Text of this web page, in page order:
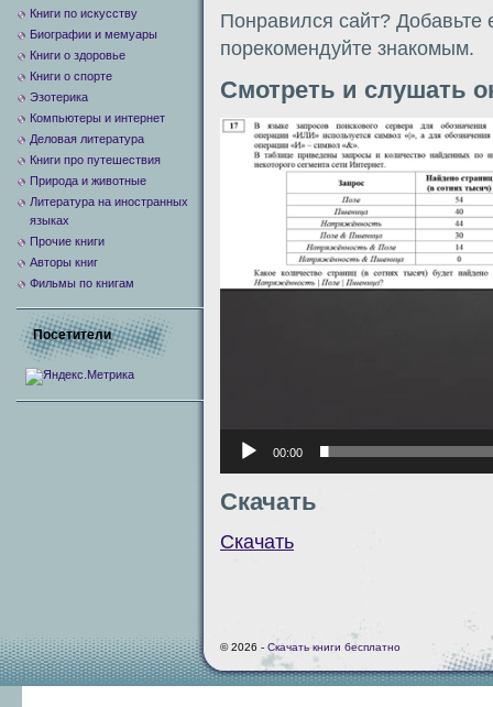
Понравился сайт? Добавьте
порекомендуйте знакомым.
Смотреть и слушать
Видеоплеер
00:00
Скачать
Скачать
Книги по искусству
Биографии и мемуары
Книги о здоровье
Книги о спорте
Эзотерика
Компьютеры и интернет
Деловая литература
Книги про путешествия
Природа и животные
Литература на иностранных
языках
Прочие книги
Авторы книг
Фильмы по книгам
Посетители
© 2026 - Скачать книги бесплатно